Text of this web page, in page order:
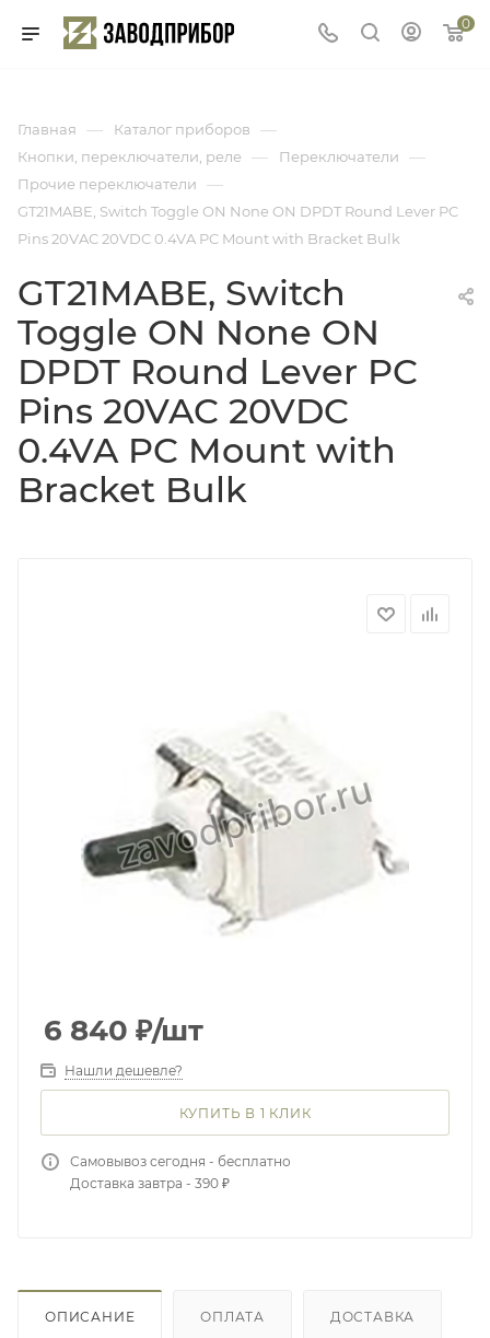
0
Главная — Каталог приборов —
Кнопки, переключатели, реле — Переключатели —
Прочие переключатели —
GT21MABE, Switch Toggle ON None ON DPDT Round Lever PC
Pins 20VAC 20VDC 0.4VA PC Mount with Bracket Bulk
GT21MABE, Switch
Toggle ON None ON
DPDT Round Lever PC
Pins 20VAC 20VDC
0.4VA PC Mount with
Bracket Bulk
6 840 ₽/шт
Нашли дешевле?
КУПИТЬ В 1 КЛИК
Самовывоз сегодня - бесплатно
Доставка завтра - 390 ₽
ОПИСАНИЕ ОПЛАТА ДОСТАВКА